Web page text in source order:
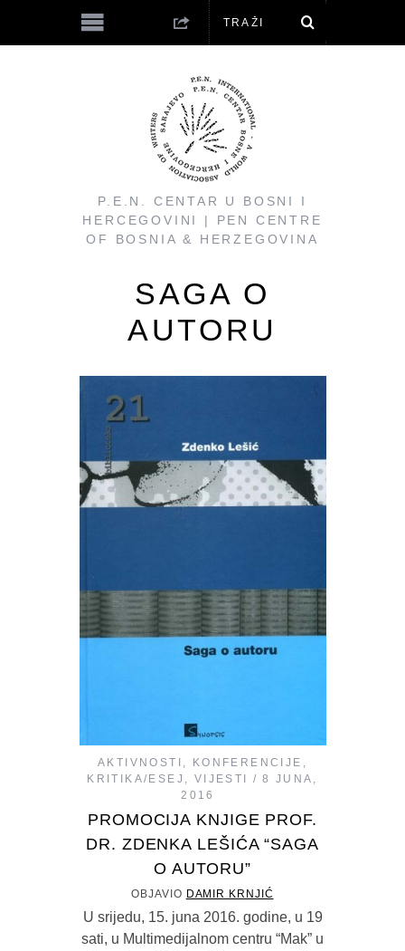
P.E.N. CENTAR U BOSNI I
HERCEGOVINI | PEN CENTRE
OF BOSNIA & HERZEGOVINA
SAGA O
AUTORU
AKTIVNOSTI , KONFERENCIJE ,
KRITIKA/ESEJ , VIJESTI
8 JUNA,
2016
PROMOCIJA KNJIGE PROF.
DR. ZDENKA LEŠIĆA “SAGA
O AUTORU”
OBJAVIO DAMIR KRNJIĆ
U srijedu, 15. juna 2016. godine, u 19
sati, u Multimedijalnom centru “Mak” u